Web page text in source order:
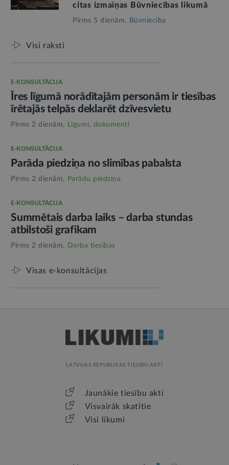
citas izmaiņas Būvniecības likumā
Pirms 5 dienām, Būvniecība
Visi raksti
E-KONSULTĀCIJA
Īres līgumā norādītajām personām ir tiesības
īrētajās telpās deklarēt dzīvesvietu
Pirms 2 dienām, Līgumi, dokumenti
E-KONSULTĀCIJA
Parāda piedziņa no slimības pabalsta
Pirms 2 dienām, Parādu piedziņa
E-KONSULTĀCIJA
Summētais darba laiks – darba stundas
atbilstoši grafikam
Pirms 2 dienām, Darba tiesības
Visas e-konsultācijas
LATVIJAS REPUBLIKAS TIESĪBU AKTI
Jaunākie tiesību akti
Visvairāk skatītie
Visi likumi